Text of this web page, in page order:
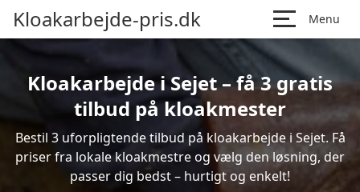
Kloakarbejde-pris.dk Menu
Kloakarbejde i Sejet – få 3 gratis
tilbud på kloakmester
Bestil 3 uforpligtende tilbud på kloakarbejde i Sejet. Få
priser fra lokale kloakmestre og vælg den løsning, der
passer dig bedst – hurtigt og enkelt!